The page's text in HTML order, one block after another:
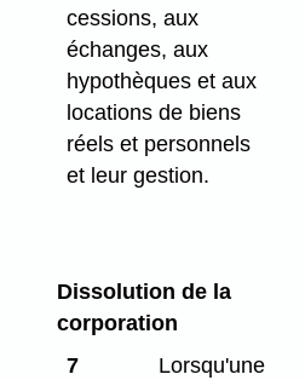
cessions, aux
échanges, aux
hypothèques et aux
locations de biens
réels et personnels
et leur gestion.
Dissolution de la
corporation
7
Lorsqu'une